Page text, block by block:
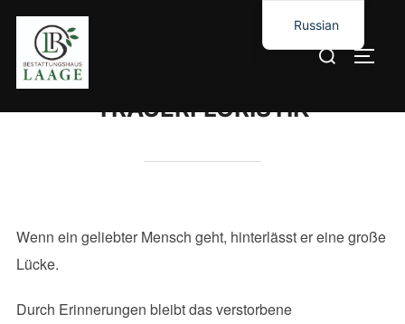
TRAUERFLORISTIK
Wenn ein geliebter Mensch geht, hinterlässt er eine große
Lücke.
Durch Erinnerungen bleibt das verstorbene
Russian
German